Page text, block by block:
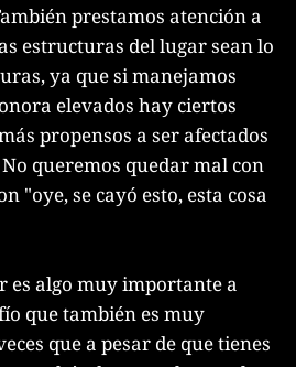
prestamos atención a
estructuras del lugar sean lo
ya que si manejamos
elevados hay ciertos
propensos a ser afectados
queremos quedar mal con
"oye, se cayó esto, esta cosa
es algo muy importante a
que también es muy
que a pesar de que tienes